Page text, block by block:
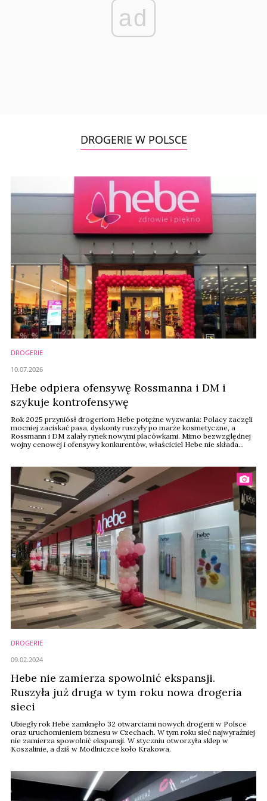
ad
DROGERIE W POLSCE
DROGERIE
Hebe odpiera ofensywę Rossmanna i DM i
szykuje kontrofensywę
Rok 2025 przyniósł drogeriom Hebe potężne wyzwania: Polacy zaczęli
mocniej zaciskać pasa, dyskonty ruszyły po marże kosmetyczne, a
Rossmann i DM zalały rynek nowymi placówkami. Mimo bezwzględnej
wojny cenowej i ofensywy konkurentów, właściciel Hebe nie składa
stacjonarnych.
10.07.2026
DROGERIE
Hebe nie zamierza spowolnić ekspansji.
Ruszyła już druga w tym roku nowa drogeria
sieci
Ubiegły rok Hebe zamknęło 32 otwarciami nowych drogerii w Polsce
oraz uruchomieniem biznesu w Czechach. W tym roku sieć najwyraźniej
nie zamierza spowolnić ekspansji. W styczniu otworzyła sklep w
Koszalinie, a dziś w Modlniczce koło Krakowa.
09.02.2024